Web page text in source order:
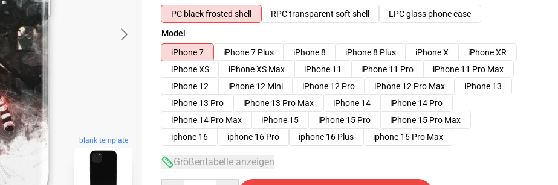
blank template
PC black frosted shell
RPC transparent soft shell
LPC glass phone case
Model
iPhone 7
iPhone 7 Plus iPhone 8 iPhone 8 Plus iPhone X
iPhone XR
iPhone XS
iPhone XS Max iPhone 11 iPhone 11 Pro
iPhone 11 Pro Max
iPhone 12
iPhone 12 Mini iPhone 12 Pro iPhone 12 Pro Max
iPhone 13
iPhone 13 Pro
iPhone 13 Pro Max iPhone 14
iPhone 14 Pro
iPhone 14 Pro Max
iPhone 15 iPhone 15 Pro
iPhone 15 Pro Max
iphone 16
iphone 16 Pro iphone 16 Plus iphone 16 Pro Max
Größentabelle anzeigen